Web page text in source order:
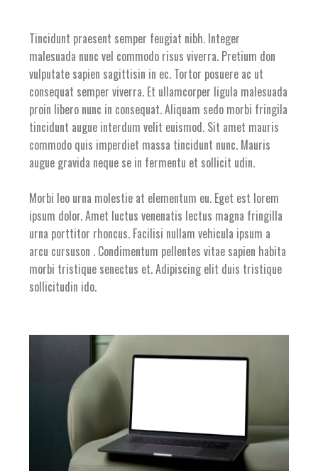
Tincidunt praesent semper feugiat nibh. Integer
malesuada nunc vel commodo risus viverra. Pretium don
vulputate sapien sagittisin in ec. Tortor posuere ac ut
consequat semper viverra. Et ullamcorper ligula malesuada
proin libero nunc in consequat. Aliquam sedo morbi fringila
tincidunt augue interdum velit euismod. Sit amet mauris
commodo quis imperdiet massa tincidunt nunc. Mauris
augue gravida neque se in fermentu et sollicit udin.
Morbi leo urna molestie at elementum eu. Eget est lorem
ipsum dolor. Amet luctus venenatis lectus magna fringilla
urna porttitor rhoncus. Facilisi nullam vehicula ipsum a
arcu cursuson . Condimentum pellentes vitae sapien habita
morbi tristique senectus et. Adipiscing elit duis tristique
sollicitudin ido.